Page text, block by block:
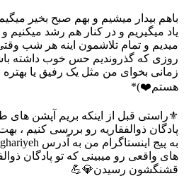
باهم بیدار میشیم و بهم صبح بخیر
یاد میگیریم و در کنار هم رشد میکنیم
میدیم و تمام تلاشمون اینه هر شب
روزی که گذروندیم حس خوب داشته
زمانی بخوای من مثل یک رفیق یا
هستم❤️)*
⚜️راستی قبل از اینکه بریم آپشن های
پادگان ذوالفقاریه رو بررسی کنیم ،
های واقعی رو میبینی که تو پادگان
قشنگشون رسیدن💎💪